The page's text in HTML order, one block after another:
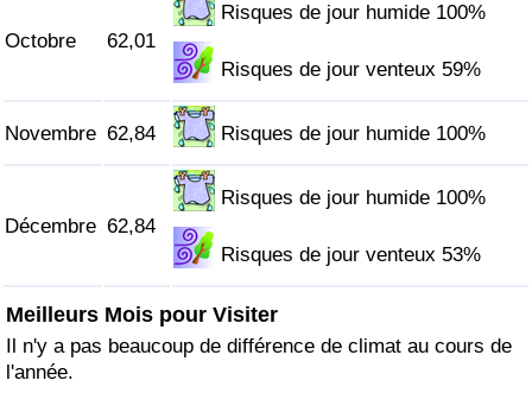
Octobre 62,01
Risques de jour humide 100%
Risques de jour venteux 59%
Novembre 62,84 Risques de jour humide 100%
Décembre 62,84
Risques de jour humide 100%
Risques de jour venteux 53%
Meilleurs Mois pour Visiter
Il n'y a pas beaucoup de différence de climat au cours de
l'année.